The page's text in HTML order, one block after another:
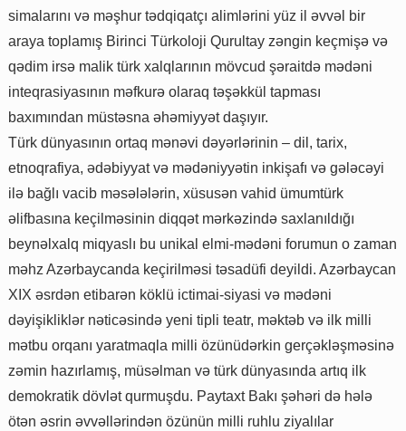
simalarını və məşhur tədqiqatçı alimlərini yüz il əvvəl bir
araya toplamış Birinci Türkoloji Qurultay zəngin keçmişə və
qədim irsə malik türk xalqlarının mövcud şəraitdə mədəni
inteqrasiyasının məfkurə olaraq təşəkkül tapması
baxımından müstəsna əhəmiyyət daşıyır.
Türk dünyasının ortaq mənəvi dəyərlərinin – dil, tarix,
etnoqrafiya, ədəbiyyat və mədəniyyətin inkişafı və gələcəyi
ilə bağlı vacib məsələlərin, xüsusən vahid ümumtürk
əlifbasına keçilməsinin diqqət mərkəzində saxlanıldığı
beynəlxalq miqyaslı bu unikal elmi-mədəni forumun o zaman
məhz Azərbaycanda keçirilməsi təsadüfi deyildi. Azərbaycan
XIX əsrdən etibarən köklü ictimai-siyasi və mədəni
dəyişikliklər nəticəsində yeni tipli teatr, məktəb və ilk milli
mətbu orqanı yaratmaqla milli özünüdərkin gerçəkləşməsinə
zəmin hazırlamış, müsəlman və türk dünyasında artıq ilk
demokratik dövlət qurmuşdu. Paytaxt Bakı şəhəri də hələ
ötən əsrin əvvəllərindən özünün milli ruhlu ziyalılar